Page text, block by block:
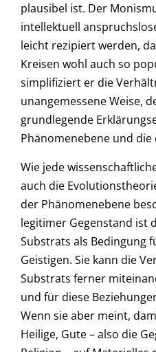
plausibel ist. Der
intellektuell
leicht rezipiert werden,
Kreisen wohl auch so
simplifiziert er die
unangemessene Weise,
grundlegende
Phänomenebene und die
Wie jede
auch die
der Phänomenebene
legitimer Gegenstand ist
Substrats als Bedingung
Geistigen. Sie kann die
Substrats ferner
und für diese
Wenn sie aber meint,
Heilige, Gute – also die